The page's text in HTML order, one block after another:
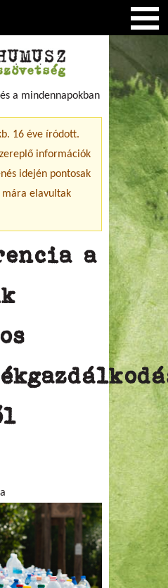
a mindennapokban
üzenet
16 éve íródott.
információk
idején pontosak
mára elavultak
a